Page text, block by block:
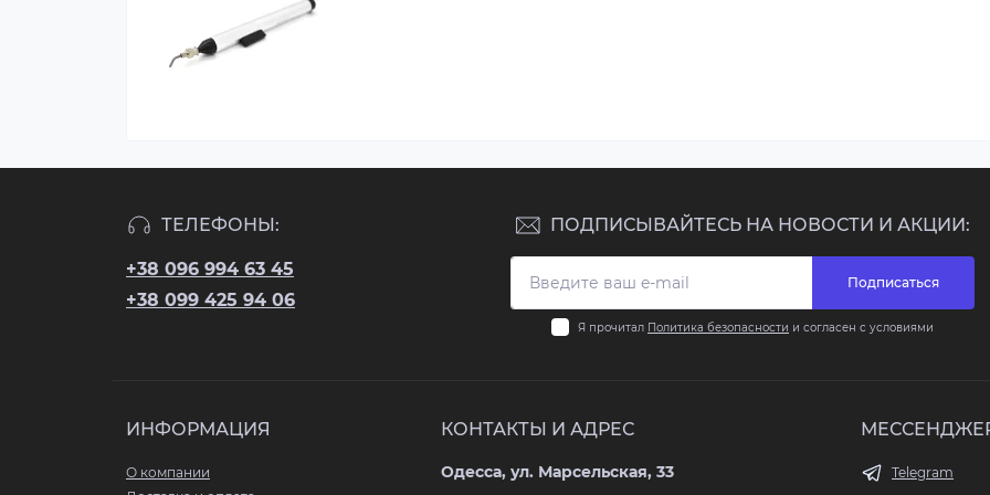
ТЕЛЕФОНЫ:
+38 096 994 63 45
+38 099 425 94 06
ПОДПИСЫВАЙТЕСЬ НА НОВОСТИ И АКЦИИ:
Подписаться
Я прочитал Политика безопасности и согласен с условиями
ИНФОРМАЦИЯ
О компании
КОНТАКТЫ И АДРЕС
Одесса, ул. Марсельская, 33 Telegram